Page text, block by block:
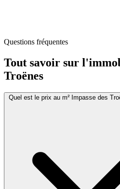
Questions fréquentes
Tout savoir sur
Troënes
Quel est le prix au m² Impasse des